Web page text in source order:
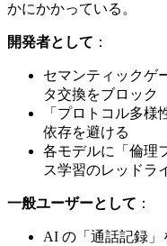
かにかかっている。
開発者として ：
セマンティックゲ
タ交換をブロック
「プロトコル多
依存を避ける
各モデルに「倫理
ス学習のレッドラ
一般ユーザーとして ：
AI の「通話記録」